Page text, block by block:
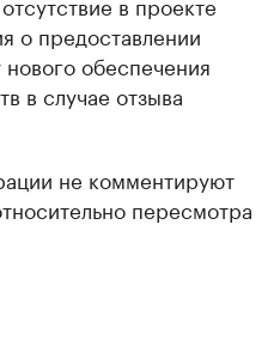
о предоставлении
обеспечения
в случае отзыва
не комментируют
пересмотра